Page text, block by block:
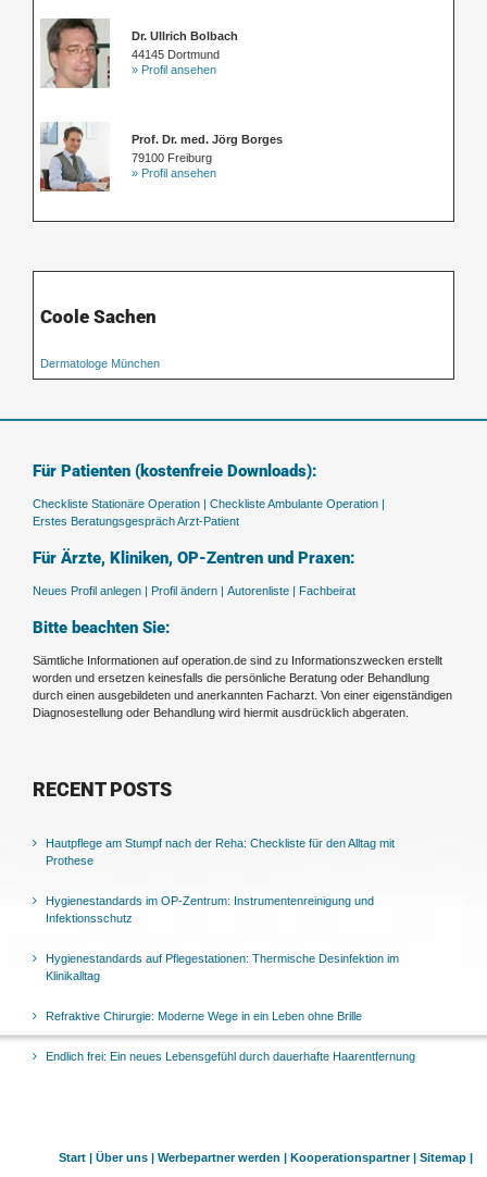
Dr. Ullrich Bolbach
44145 Dortmund
» Profil ansehen
Prof. Dr. med. Jörg Borges
79100 Freiburg
» Profil ansehen
Coole Sachen
Dermatologe München
Für Patienten (kostenfreie Downloads):
Checkliste Stationäre Operation |
Checkliste Ambulante Operation |
Erstes Beratungsgespräch Arzt-Patient
Für Ärzte, Kliniken, OP-Zentren und Praxen:
Neues Profil anlegen | Profil ändern | Autorenliste | Fachbeirat
Bitte beachten Sie:
Sämtliche Informationen auf operation.de sind zu Informationszwecken erstellt
worden und ersetzen keinesfalls die persönliche Beratung oder Behandlung
durch einen ausgebildeten und anerkannten Facharzt. Von einer eigenständigen
Diagnosestellung oder Behandlung wird hiermit ausdrücklich abgeraten.
RECENT POSTS
Hautpflege am Stumpf nach der Reha: Checkliste für den Alltag mit
Prothese
Hygienestandards im OP-Zentrum: Instrumentenreinigung und
Infektionsschutz
Hygienestandards auf Pflegestationen: Thermische Desinfektion im
Klinikalltag
Refraktive Chirurgie: Moderne Wege in ein Leben ohne Brille
Endlich frei: Ein neues Lebensgefühl durch dauerhafte Haarentfernung
Start | Über uns | Werbepartner werden | Kooperationspartner | Sitemap |